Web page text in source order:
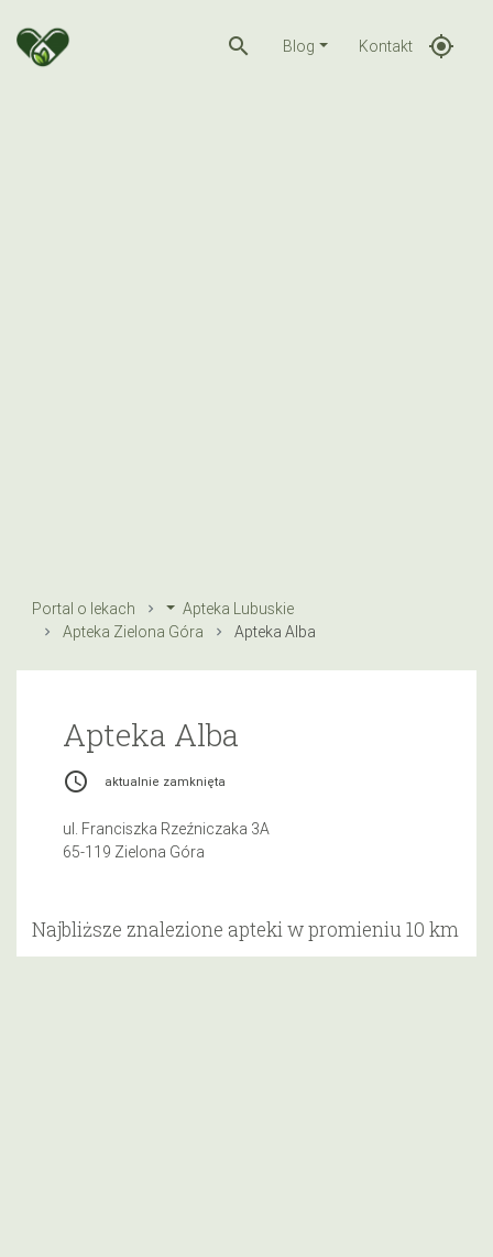
search Blog Kontakt gps_fixed
Portal o lekach
Apteka Lubuskie
Apteka Zielona Góra
Apteka Alba
Apteka Alba
access_time aktualnie zamknięta
ul. Franciszka Rzeźniczaka 3A
65-119 Zielona Góra
Najbliższe znalezione apteki w promieniu 10 km